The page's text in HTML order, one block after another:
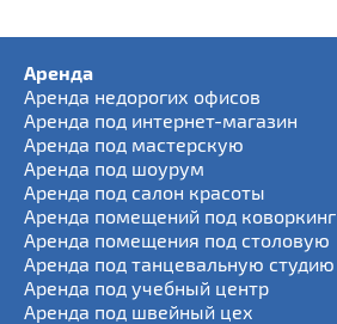
Аренда
Аренда недорогих офисов
Аренда под интернет-магазин
Аренда под мастерскую
Аренда под шоурум
Аренда под салон красоты
Аренда помещений под коворкинг
Аренда помещения под столовую
Аренда под танцевальную студию
Аренда под учебный центр
Аренда под швейный цех